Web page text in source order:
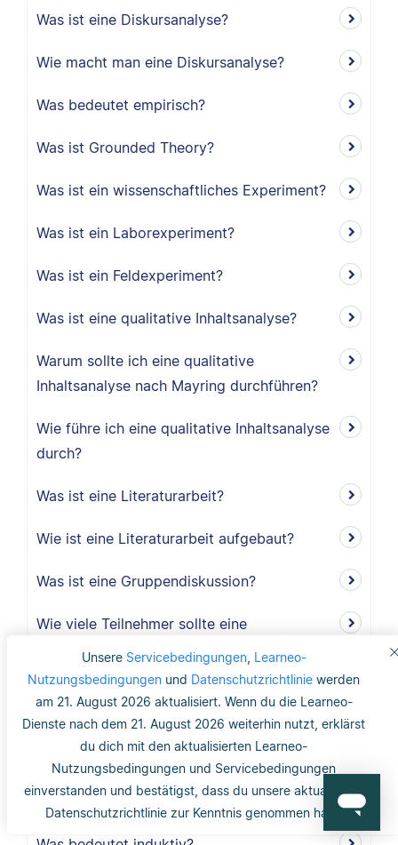
Unsere Servicebedingungen, Learneo-
Nutzungsbedingungen und Datenschutzrichtlinie werden
am 21. August 2026 aktualisiert. Wenn du die Learneo-
Dienste nach dem 21. August 2026 weiterhin nutzt, erklärst
du dich mit den aktualisierten Learneo-
Nutzungsbedingungen und Servicebedingungen
einverstanden und bestätigst, dass du unsere aktualisierte
Datenschutzrichtlinie zur Kenntnis genommen hast.
Was ist eine Diskursanalyse?
Wie macht man eine Diskursanalyse?
Was bedeutet empirisch?
Was ist Grounded Theory?
Was ist ein wissenschaftliches Experiment?
Was ist ein Laborexperiment?
Was ist ein Feldexperiment?
Was ist eine qualitative Inhaltsanalyse?
Warum sollte ich eine qualitative
Inhaltsanalyse nach Mayring durchführen?
Wie führe ich eine qualitative Inhaltsanalyse
durch?
Was ist eine Literaturarbeit?
Wie ist eine Literaturarbeit aufgebaut?
Was ist eine Gruppendiskussion?
Wie viele Teilnehmer sollte eine
Gruppendiskussion haben?
Warum sollte ich eine Gruppendiskussion
durchführen?
Wie lang ist der Methodikteil?
Was bedeutet deduktiv und induktiv?